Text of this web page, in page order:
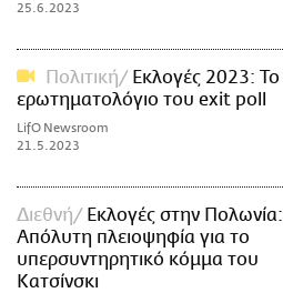
25.6.2023
Πολιτική
Εκλογές 2023: Το
ερωτηματολόγιο του exit poll
LifO Newsroom
21.5.2023
Διεθνή
Εκλογές στην Πολωνία:
Απόλυτη πλειοψηφία για το
υπερσυντηρητικό κόμμα του
Κατσίνσκι